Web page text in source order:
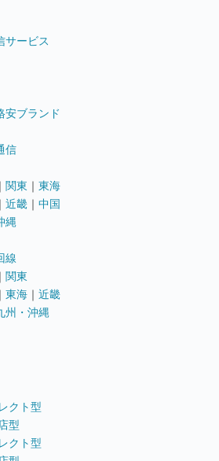
サービス
安ブランド
信
｜ 関東 ｜ 東海
｜ 近畿 ｜ 中国
縄
線
｜ 関東
｜ 東海 ｜ 近畿
州・沖縄
クト型
型
クト型